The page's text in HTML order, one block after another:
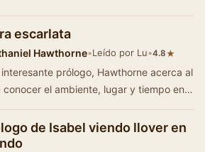
escarlata
Hawthorne•Leído por Lu•4.8★
interesante prólogo, Hawthorne acerca al
conocer el ambiente, lugar y tiempo en
de Isabel viendo llover en